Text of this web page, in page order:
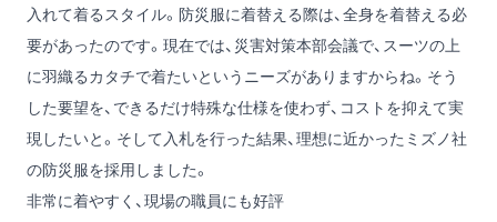
入れて着るスタイル。防災服に着替える際は、全身を着替える必
要があったのです。現在では、災害対策本部会議で、スーツの上
に羽織るカタチで着たいというニーズがありますからね。そう
した要望を、できるだけ特殊な仕様を使わず、コストを抑えて実
現したいと。そして入札を行った結果、理想に近かったミズノ社
の防災服を採用しました。
非常に着やすく、現場の職員にも好評